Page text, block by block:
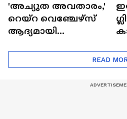
'അച്യുത അവതാരം,'
റെയ്റ വെഞ്ചേഴ്‌സ്
ആദ്യമായി
Achyuta AvathaaramREAD